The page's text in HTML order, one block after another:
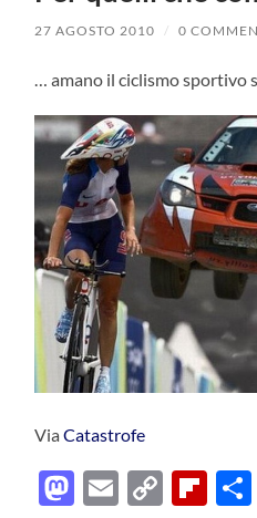
27 AGOSTO 2010 / 0
… amano il ciclismo sportivo
ViaCatastrofe
Mastodon
EmailCopy